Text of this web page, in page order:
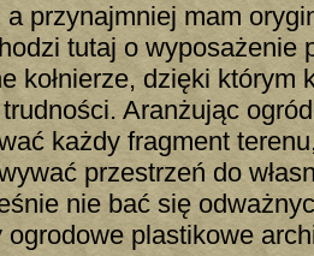
a przynajmniej mam
tutaj o wyposażenie
kołnierze, dzięki którym
Aranżując
każdy fragment
przestrzeń do
nie bać się
ogrodowe plastikowe